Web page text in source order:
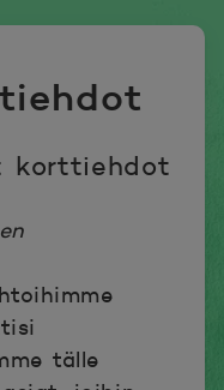
korttiehdot
tälle